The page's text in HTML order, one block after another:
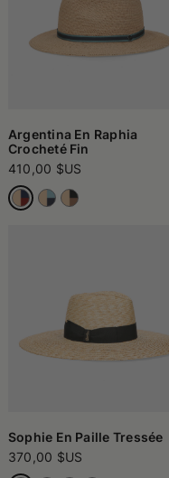
Argentina En Raphia
Crocheté Fin
410,00 $US
Sophie En Paille Tressée
370,00 $US